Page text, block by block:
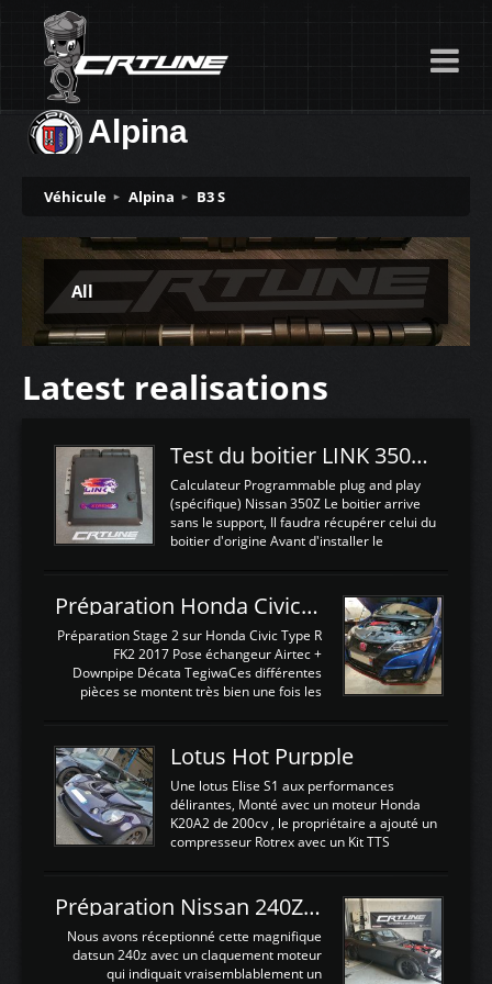
Alpina
Véhicule Alpina B3 S
All
Latest realisations
Test du boitier LINK 350Z Plugin ECU
Calculateur Programmable plug and play
(spécifique) Nissan 350Z Le boitier arrive
sans le support, Il faudra récupérer celui du
boitier d'origine Avant d'installer le
d'envoyer l'information de la large bande
dans le boitier. sydney sweeney deepfake
La sortie 0-5V de l'afr sera connectée sur
l'entrée AN Volt 8 et GndAN pour
Analogique, et Volt car l'information est une
tension (Pas une résistance variable d'un
est temps de brancher le ...
Préparation Honda Civic Type R FK2
Préparation Stage 2 sur Honda Civic Type R
FK2 2017 Pose échangeur Airtec +
Downpipe Décata TegiwaCes différentes
pièces se montent très bien une fois les
légere découpe du plastique inferieur,
negénant en rien la structure ou le
fonctionnement du fond plat. Une
reprogrammation Stage 2 est faite sur le
calculateur d'origine. Une alternative
économique au passage sur Hondata
d'origine 310cv et 400Nn , Une fois
reprogrammé et les ...
Lotus Hot Purpple
Une lotus Elise S1 aux performances
délirantes, Monté avec un moteur Honda
K20A2 de 200cv , le propriétaire a ajouté un
compresseur Rotrex avec un Kit TTS
d'augmenter la puissance de son moteur:
un watercooler a été ajouté. 300Cv sans
échangeurLa lotus équipée d'un Hondata
Kpro et d'une large bande pour le réglage
Avantages et inconvénients d'un
Préparation Nissan 240Z SR20DET
Nous avons réceptionné cette magnifique
datsun 240z avec un claquement moteur
qui indiquait vraisemblablement un